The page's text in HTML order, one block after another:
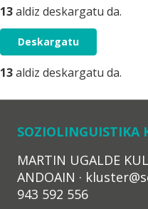
13aldiz deskargatu da.
Deskargatu
13aldiz deskargatu da.
SOZIOLINGUISTIKA
MARTIN UGALDE
ANDOAIN ·
943 592 556